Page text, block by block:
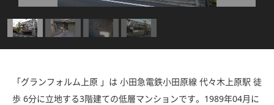
「グランフォルム上原 」は 小田急電鉄小田原線 代々木上原駅 徒
歩 6分に立地する3階建ての低層マンションです。1989年04月に